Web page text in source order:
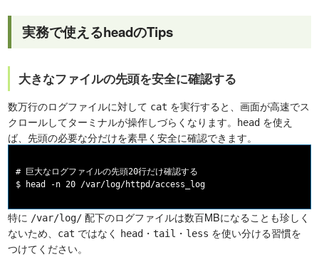
実務で使えるheadのTips
大きなファイルの先頭を安全に確認する
数万行のログファイルに対して cat を実行すると、画面が高速でス
クロールしてターミナルが操作しづらくなります。
head を使え
ば、先頭の必要な分だけを素早く安全に確認できます。
# 巨大なログファイルの先頭20行だけ確認する
特に /var/log/ 配下のログファイルは数百MBになることも珍しく
ないため、
cat ではなく head ・tail ・ less を使い分ける習慣を
つけてください。